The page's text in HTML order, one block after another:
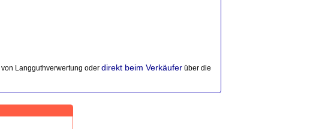
von Langguthverwertung oder direkt beim Verkäufer über die